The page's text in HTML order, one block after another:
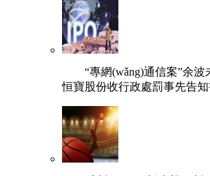
“專網(wǎng)通信案”余波
恒寶股份收行政處罰事先告